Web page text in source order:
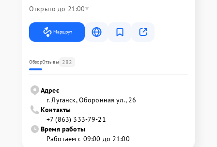
Открыто до 21:00
Маршрут
ОбзорОтзывы 282
Адрес
г. Луганск, Оборонная ул., 26
Контакты
+7 (863) 333-79-21
Время работы
Работаем с 09:00 до 21:00